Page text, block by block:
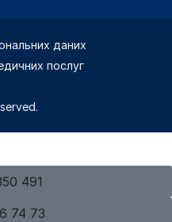
даних
послуг
491
74 73